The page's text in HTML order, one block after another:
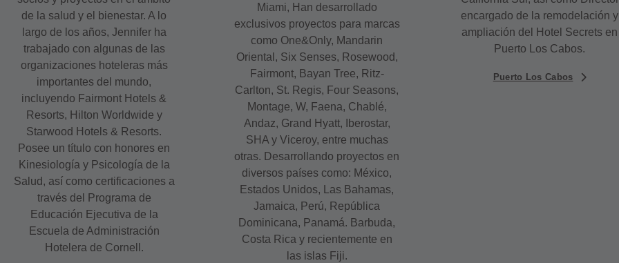
de la salud y el bienestar. A lo
largo de los años, Jennifer ha
trabajado con algunas de las
organizaciones hoteleras más
importantes del mundo,
incluyendo Fairmont Hotels &
Resorts, Hilton Worldwide y
Starwood Hotels & Resorts.
Posee un título con honores en
Kinesiología y Psicología de la
Salud, así como certificaciones a
través del Programa de
Educación Ejecutiva de la
Escuela de Administración
Hotelera de Cornell.
Miami, Han desarrollado
exclusivos proyectos para marcas
como One&Only, Mandarin
Oriental, Six Senses, Rosewood,
Fairmont, Bayan Tree, Ritz-
Carlton, St. Regis, Four Seasons,
Montage, W, Faena, Chablé,
Andaz, Grand Hyatt, Iberostar,
SHA y Viceroy, entre muchas
otras. Desarrollando proyectos en
diversos países como: México,
Estados Unidos, Las Bahamas,
Jamaica, Perú, República
Dominicana, Panamá. Barbuda,
Costa Rica y recientemente en
las islas Fiji.
encargado de la remodelación y
ampliación del Hotel Secrets en
Puerto Los Cabos.
Puerto Los Cabos